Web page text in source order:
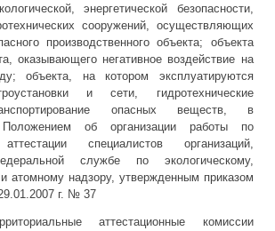
энергетической безопасности,
сооружений, осуществляющих
производственного объекта; объекта
оказывающего негативное воздействие на
объекта, на котором эксплуатируются
и сети, гидротехнические
опасных веществ, в
об организации работы по
специалистов организаций,
службе по экологическому,
и атомному надзору, утвержденным приказом
г. № 37
аттестационные комиссии